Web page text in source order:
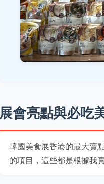
展會亮點與必吃
韓國美食展香港的最大賣
的項目，這些都是根據我